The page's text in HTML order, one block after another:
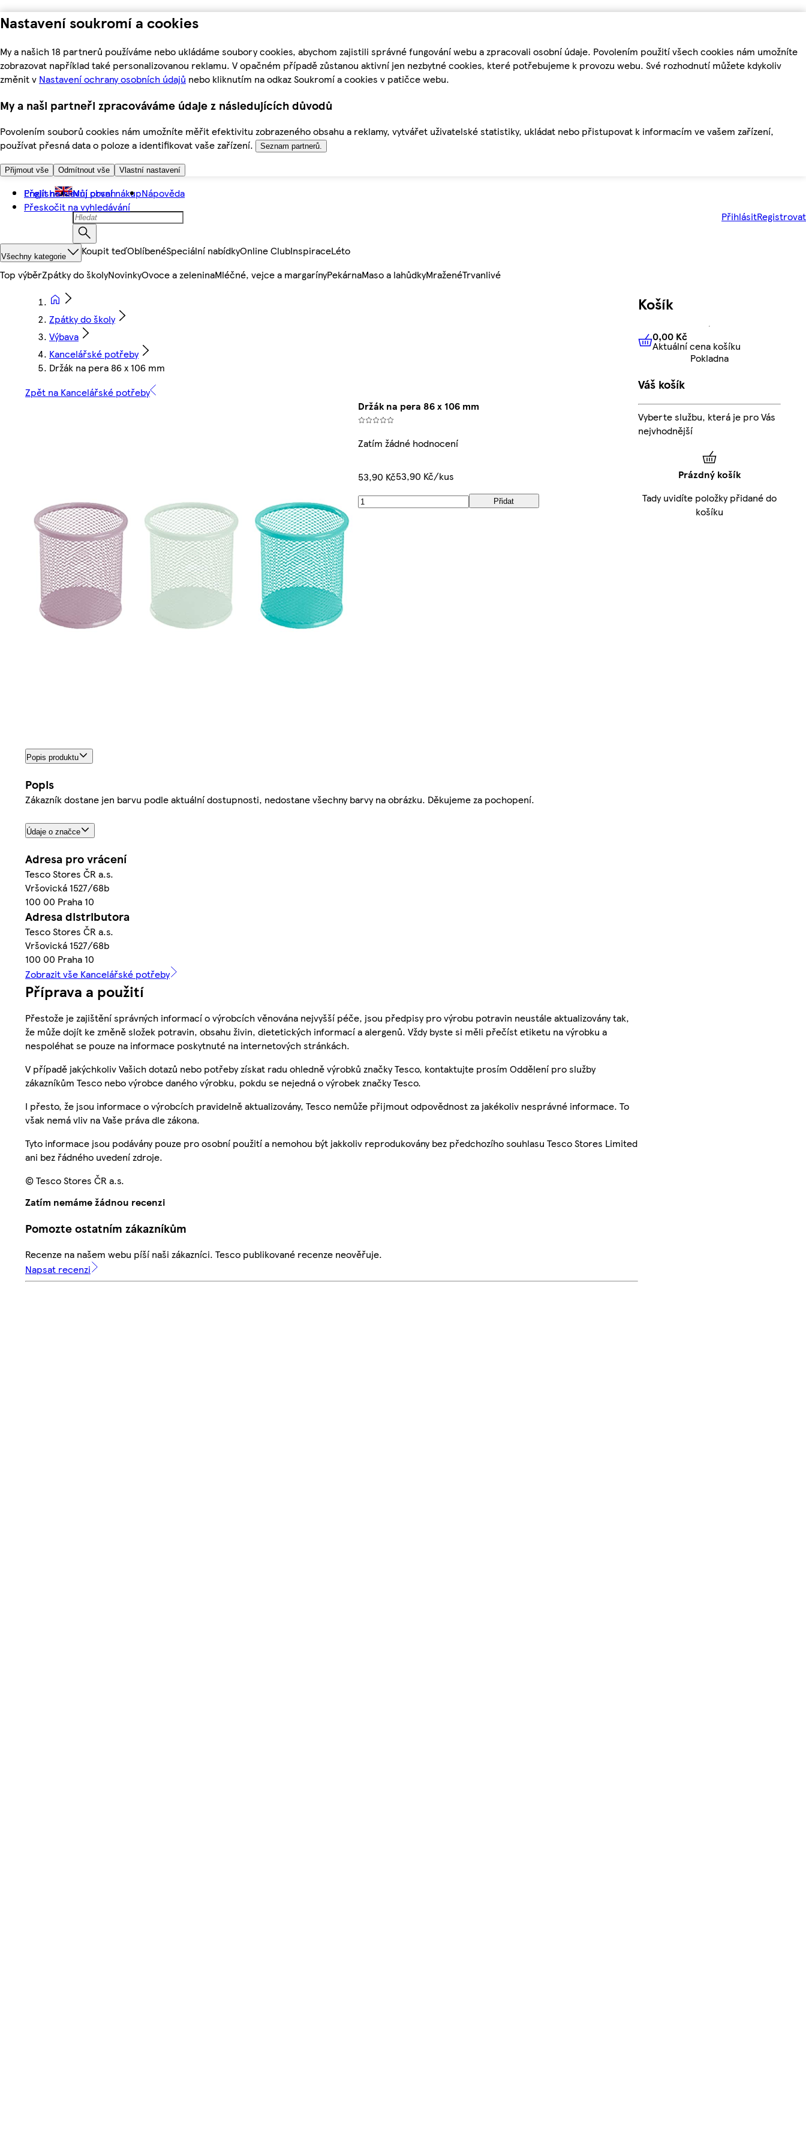
Nastavení soukromí a cookies
My a našich 18 partnerů používáme nebo ukládáme soubory cookies, abychom zajistili správné fungování webu a zpracovali osobní údaje. Povolením použití všech cookies nám umožníte
zobrazovat například také personalizovanou reklamu. V opačném případě zůstanou aktivní jen nezbytné cookies, které potřebujeme k provozu webu. Své rozhodnutí můžete kdykoliv
změnit v Nastavení ochrany osobních údajů nebo kliknutím na odkaz Soukromí a cookies v patičce webu.
My a naši partneři zpracováváme údaje z následujících důvodů
Povolením souborů cookies nám umožníte měřit efektivitu zobrazeného obsahu a reklamy, vytvářet uživatelské statistiky, ukládat nebo přistupovat k informacím ve vašem zařízení,
používat přesná data o poloze a identifikovat vaše zařízení.
Seznam partnerů.
Přijmout vše Odmítnout vše Vlastní nastavení
Přejít na hlavní obsah
Přeskočit na vyhledávání
English Můj první nákupNápověda
PřihlásitRegistrovat
Všechny kategorie Koupit teďOblíbenéSpeciální nabídkyOnline ClubInspiraceLéto
Top výběrZpátky do školyNovinkyOvoce a zeleninaMléčné, vejce a margarínyPekárnaMaso a lahůdkyMraženéTrvanlivé
Zpátky do školy
Výbava
Kancelářské potřeby
Držák na pera 86 x 106 mm
Zpět na Kancelářské potřeby
Držák na pera 86 x 106 mm
Zatím žádné hodnocení
53,90 Kč53,90 Kč/kus
Přidat
Popis produktu
Popis
Zákazník dostane jen barvu podle aktuální dostupnosti, nedostane všechny barvy na obrázku. Děkujeme za pochopení.
Údaje o značce
Adresa pro vrácení
Tesco Stores ČR a.s.
Vršovická 1527/68b
100 00 Praha 10
Adresa distributora
Tesco Stores ČR a.s.
Vršovická 1527/68b
100 00 Praha 10
Zobrazit vše Kancelářské potřeby
Příprava a použití
Přestože je zajištění správných informací o výrobcích věnována nejvyšší péče, jsou předpisy pro výrobu potravin neustále aktualizovány tak,
že může dojít ke změně složek potravin, obsahu živin, dietetických informací a alergenů. Vždy byste si měli přečíst etiketu na výrobku a
nespoléhat se pouze na informace poskytnuté na internetových stránkách.
V případě jakýchkoliv Vašich dotazů nebo potřeby získat radu ohledně výrobků značky Tesco, kontaktujte prosím Oddělení pro služby
zákazníkům Tesco nebo výrobce daného výrobku, pokdu se nejedná o výrobek značky Tesco.
I přesto, že jsou informace o výrobcích pravidelně aktualizovány, Tesco nemůže přijmout odpovědnost za jakékoliv nesprávné informace. To
však nemá vliv na Vaše práva dle zákona.
Tyto informace jsou podávány pouze pro osobní použití a nemohou být jakkoliv reprodukovány bez předchozího souhlasu Tesco Stores Limited
ani bez řádného uvedení zdroje.
© Tesco Stores ČR a.s.
Zatím nemáme žádnou recenzi
Pomozte ostatním zákazníkům
Recenze na našem webu píší naši zákazníci. Tesco publikované recenze neověřuje.
Napsat recenzi
Košík
0,00 KčAktuální cena košíku
0,00 Kč
Aktuální cena košíku
Pokladna
Váš košík
Vyberte službu, která je pro Vás
nejvhodnější
Prázdný košík
Tady uvidíte položky přidané do
košíku